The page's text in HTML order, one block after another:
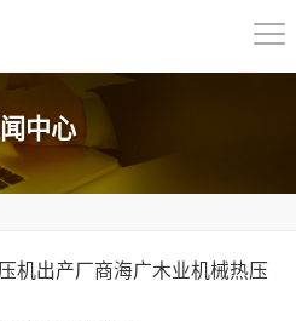
中心
机出产厂商海广木业机械热压